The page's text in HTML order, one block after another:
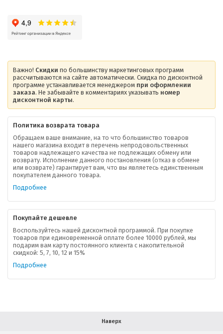
Важно! Скидки по большинству маркетинговых программ
рассчитываются на сайте автоматически. Скидка по дисконтной
программе устанавливается менеджером при оформлении
заказа. Не забывайте в комментариях указывать номер
дисконтной карты.
Политика возврата товара
Обращаем ваше внимание, на то что большинство товаров
нашего магазина входит в перечень непродовольственных
товаров надлежащего качества не подлежащих обмену или
возврату. Исполнение данного постановления (отказ в обмене
или возврате) гарантирует вам, что вы являетесь единственным
покупателем данного товара.
Подробнее
Покупайте дешевле
Воспользуйтесь нашей дисконтной программой. При покупке
товаров при единовременной оплате более 10000 рублей, мы
подарим вам карту постоянного клиента с накопительной
скидкой: 5, 7, 10, 12 и 15%
Подробнее
Наверх
О компании
Ваша скидка
Контактная информация
В помощь покупателю
Форма обратной связи